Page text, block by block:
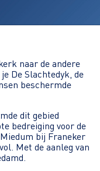
naar de andere
De Slachtedyk, de
beschermde
dit gebied
bedreiging voor de
bij Franeker
Met de aanleg van